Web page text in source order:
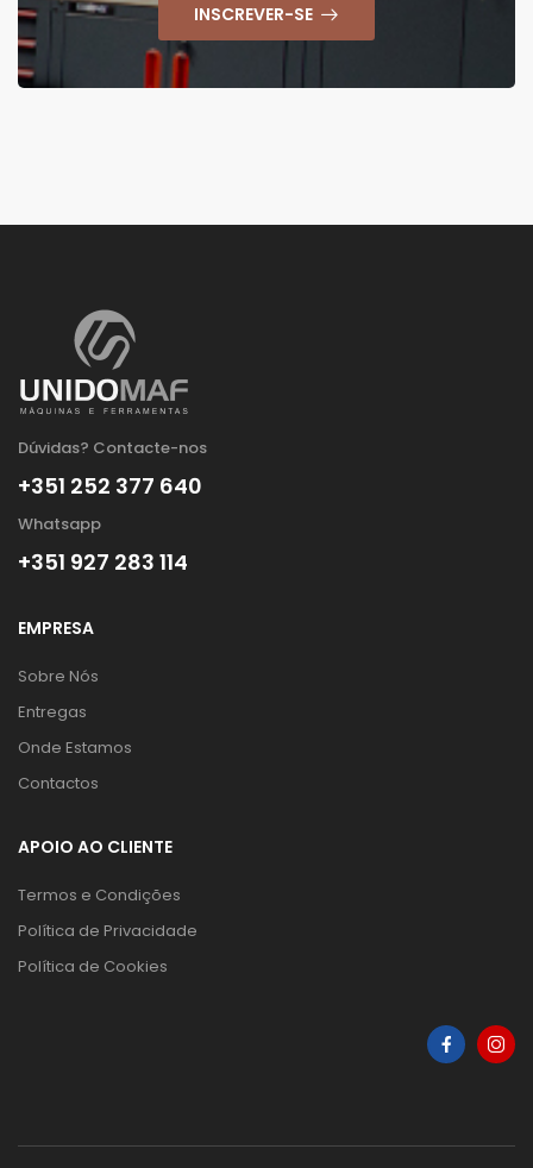
INSCREVER-SE
Dúvidas? Contacte-nos
+351 252 377 640
Whatsapp
+351 927 283 114
EMPRESA
Sobre Nós
Entregas
Onde Estamos
Contactos
APOIO AO CLIENTE
Termos e Condições
Política de Privacidade
Política de Cookies